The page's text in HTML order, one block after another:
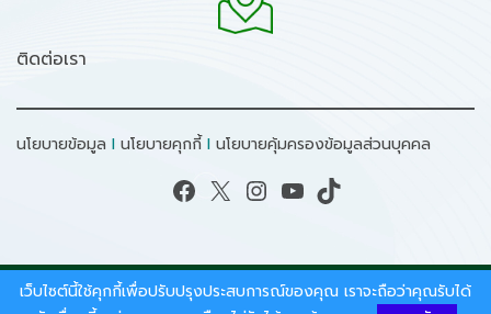
ติดต่อเรา
นโยบายข้อมูล I นโยบายคุกกี้ I นโยบายคุ้มครองข้อมูลส่วนบุคคล
Facebook X Instagram YouTube TikTok
สงวนลิขสิทธิ์ © 2026 - สำนักงานนโยบายและแผน
เว็บไซต์นี้ใช้คุกกี้เพื่อปรับปรุงประสบการณ์ของคุณ เราจะถือว่าคุณรับได้